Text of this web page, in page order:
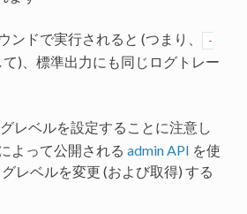
ンドで実行されると (つまり、
-
て)、標準出力にも同じログトレー
レベルを設定することに注意し
よって公開される admin API を使
レベルを変更 (および取得) する